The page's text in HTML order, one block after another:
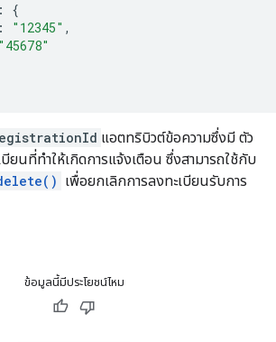
:
{
: "12345" ,
"45678"
แอตทริบิวต์ข้อความซึ่งมี ตัว
บียนที่ทำให้เกิดการแจ้งเตือน ซึ่งสามารถใช้กับ
เพื่อยกเลิกการลงทะเบียนรับการ
ข้อมูลนี้มีประโยชน์ไหม